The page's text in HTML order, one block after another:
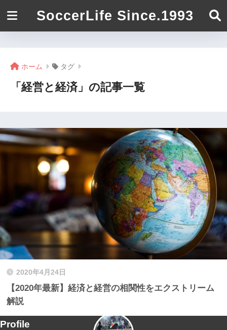
SoccerLife Since.1993
ホーム タグ
「経営と経済」の記事一覧
2020年4月24日
【2020年最新】経済と経営の相関性をエクストリーム
解説
Profile